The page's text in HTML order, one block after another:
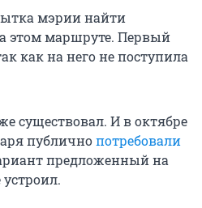
мэрии найти
этом маршруте. Первый
как на него не поступила
существовал. И в октябре
публичнопотребовали
предложенный на